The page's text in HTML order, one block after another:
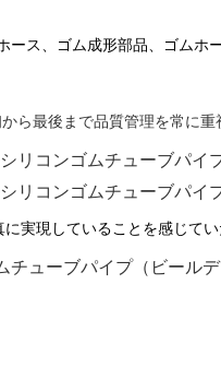
ース、ゴム成形部品、ゴムホ
ら最後まで品質管理を常に
実現していることを感じてい